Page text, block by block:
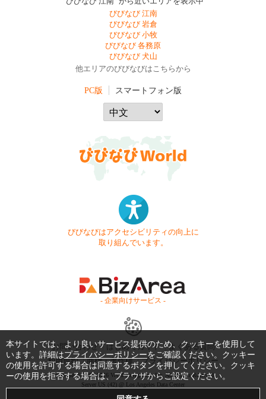
びびなび 江南
びびなび 岩倉
びびなび 小牧
びびなび 各務原
びびなび 犬山
他エリアのびびなびはこちらから
PC版 スマートフォン版
びびなびはアクセシビリティの向上に
取り組んでいます。
- 企業向けサービス -
お問い合わせ はじめてガイド
よくある質問
利用規約
商標・著作権 プライバシーポリシー
Copyright © 1999-2026 Vivid Navigation, Inc. All Rights Reserved.
Server US (42) @ Los Angeles Data Center
本サイトでは、より良いサービス提供のため、クッキーを使用して
います。詳細はプライバシーポリシーをご確認ください。クッキー
の使用を許可する場合は同意するボタンを押してください。クッキ
ーの使用を拒否する場合は、ブラウザからご設定ください。